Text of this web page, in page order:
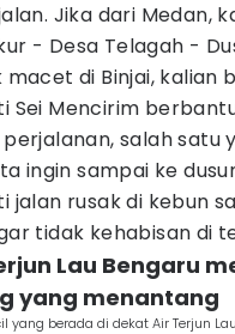
Jika dari Medan,
- Desa Telagah -
di Binjai, kalian
Sei Mencirim
perjalanan, salah
ingin sampai ke
jalan rusak di kebun
tidak kehabisan di
Lau Bengaru
yang menantang
yang berada di dekat Air Terjun